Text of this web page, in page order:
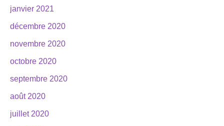
janvier 2021
décembre 2020
novembre 2020
octobre 2020
septembre 2020
août 2020
juillet 2020